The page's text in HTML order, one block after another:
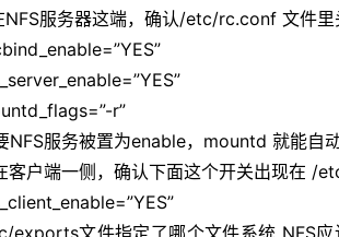
NFS服务器这端，确认/etc/rc.conf 文件里
r”
NFS服务被置为enable，mountd 就能自动
客户端一侧，确认下面这个开关出现在 /
exports文件指定了哪个文件系统 NFS